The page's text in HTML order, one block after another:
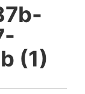
(1)